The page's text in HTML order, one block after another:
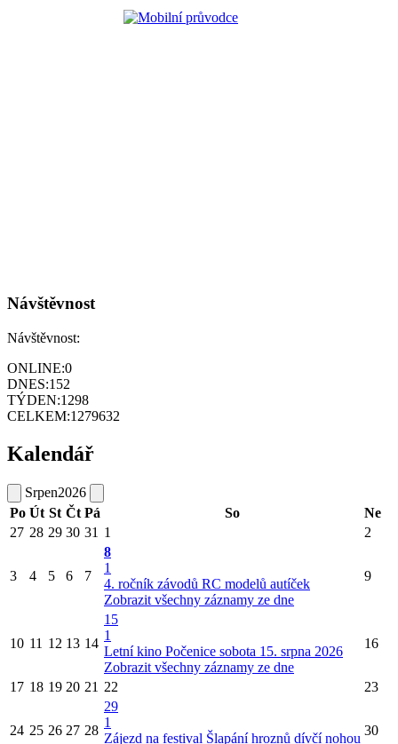
Návštěvnost
Návštěvnost:
ONLINE:0
DNES:152
TÝDEN:1298
CELKEM:1279632
Kalendář
Srpen2026
Po Út St Čt Pá So
Ne
27 28 29 30 31 1 2
3 4 5 6 7
8
1
4. ročník závodů RC modelů autíček
Zobrazit všechny záznamy ze dne
9
10 11 12 13 14
15
1
Letní kino Počenice sobota 15. srpna 2026
Zobrazit všechny záznamy ze dne
16
17 18 19 20 21 22 23
24 25 26 27 28
29
1
Zájezd na festival Šlapání hroznů dívčí nohou
30